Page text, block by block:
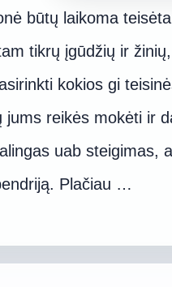
būtų laikoma
tikrų įgūdžių ir
kokios gi
reikės mokėti ir
uab steigimas,
Plačiau …